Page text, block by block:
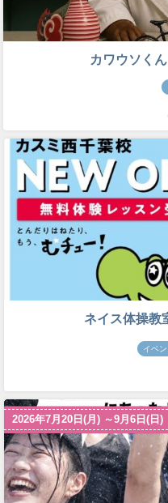
カワウソく
ネイス体操
イベン
2026年7月20日(月) ～9月6日(日)